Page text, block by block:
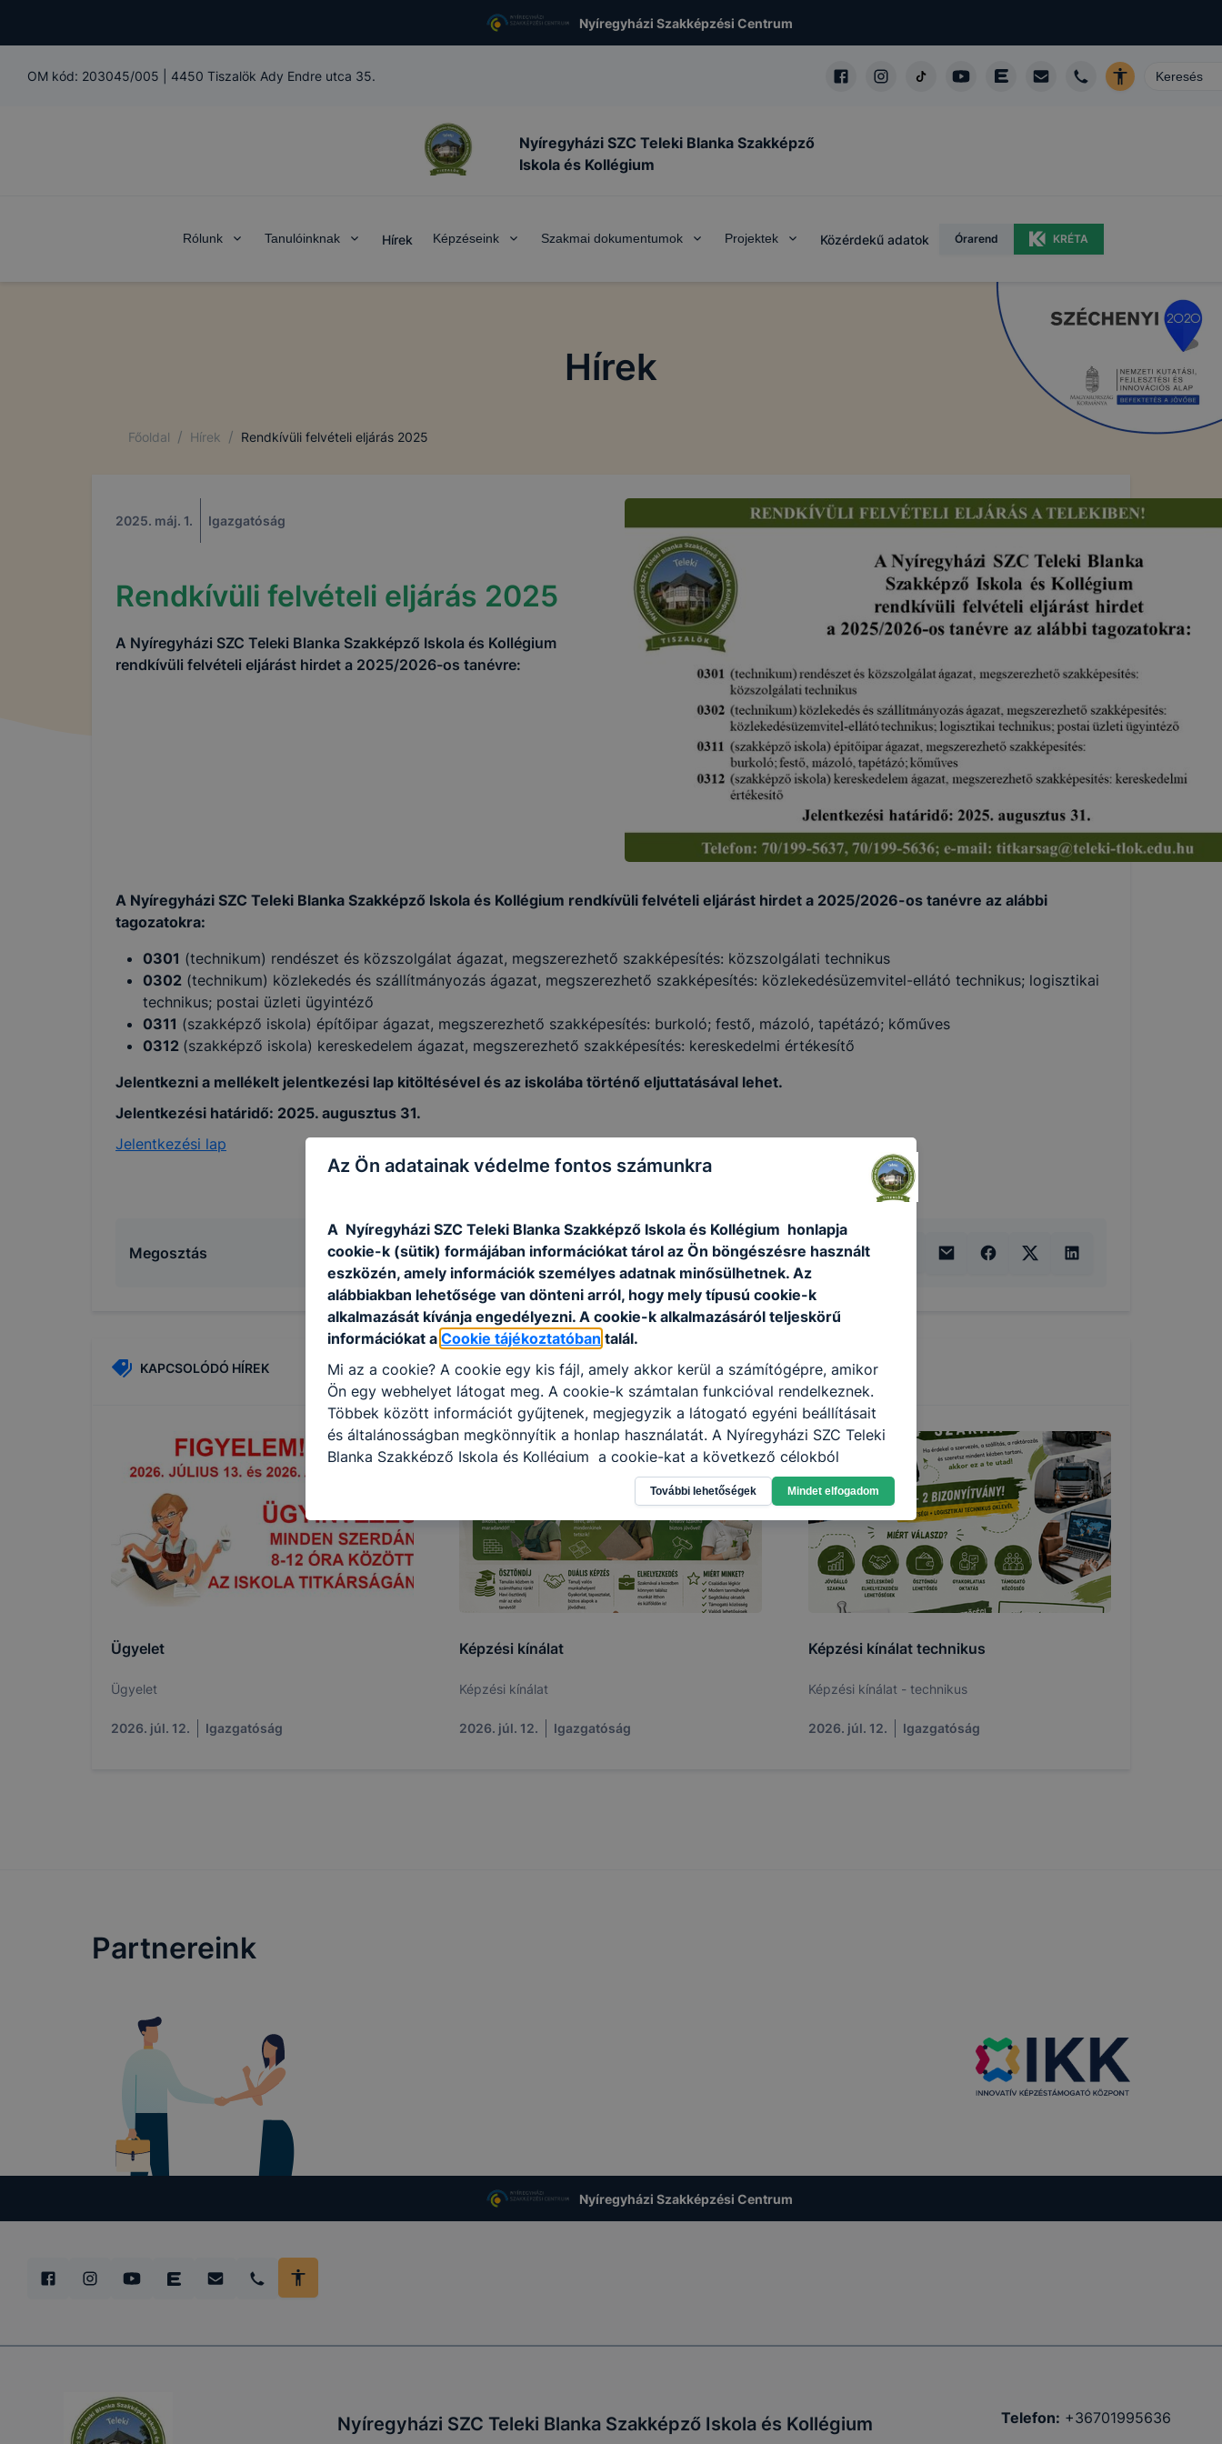
Nyíregyházi Szakképzési Centrum
OM kód: 203045/005 4450 Tiszalök Ady Endre utca 35.
Nyíregyházi SZC Teleki Blanka Szakképző
Iskola és Kollégium
Rólunk Tanulóinknak Hírek Képzéseink Szakmai dokumentumok Projektek Közérdekű adatok Órarend KRÉTA
Hírek
Főoldal / Hírek / Rendkívüli felvételi eljárás 2025
2025. máj. 1. Igazgatóság
Rendkívüli felvételi eljárás 2025
A Nyíregyházi SZC Teleki Blanka Szakképző Iskola és Kollégium
rendkívüli felvételi eljárást hirdet a 2025/2026-os tanévre:
A Nyíregyházi SZC Teleki Blanka Szakképző Iskola és Kollégium rendkívüli felvételi eljárást hirdet a 2025/2026-os tanévre az alábbi
tagozatokra:
0301 (technikum) rendészet és közszolgálat ágazat, megszerezhető szakképesítés: közszolgálati technikus
0302 (technikum) közlekedés és szállítmányozás ágazat, megszerezhető szakképesítés: közlekedésüzemvitel-ellátó technikus; logisztikai
technikus; postai üzleti ügyintéző
0311 (szakképző iskola) építőipar ágazat, megszerezhető szakképesítés: burkoló; festő, mázoló, tapétázó; kőműves
0312 (szakképző iskola) kereskedelem ágazat, megszerezhető szakképesítés: kereskedelmi értékesítő
Jelentkezni a mellékelt jelentkezési lap kitöltésével és az iskolába történő eljuttatásával lehet.
Jelentkezési határidő: 2025. augusztus 31.
Jelentkezési lap
Megosztás
KAPCSOLÓDÓ HÍREK
Ügyelet
Ügyelet
2026. júl. 12. Igazgatóság
Képzési kínálat
Képzési kínálat
2026. júl. 12. Igazgatóság
Képzési kínálat technikus
Képzési kínálat - technikus
2026. júl. 12. Igazgatóság
Partnereink
Nyíregyházi Szakképzési Centrum
Nyíregyházi SZC Teleki Blanka Szakképző Iskola és Kollégium Telefon: +36701995636
Az Ön adatainak védelme fontos számunkra
A Nyíregyházi SZC Teleki Blanka Szakképző Iskola és Kollégium honlapja
cookie-k (sütik) formájában információkat tárol az Ön böngészésre használt
eszközén, amely információk személyes adatnak minősülhetnek. Az
alábbiakban lehetősége van dönteni arról, hogy mely típusú cookie-k
alkalmazását kívánja engedélyezni. A cookie-k alkalmazásáról teljeskörű
információkat a Cookie tájékoztatóban talál.
Mi az a cookie? A cookie egy kis fájl, amely akkor kerül a számítógépre, amikor
Ön egy webhelyet látogat meg. A cookie-k számtalan funkcióval rendelkeznek.
Többek között információt gyűjtenek, megjegyzik a látogató egyéni beállításait
és általánosságban megkönnyítik a honlap használatát. A Nyíregyházi SZC Teleki
Blanka Szakképző Iskola és Kollégium a cookie-kat a következő célokból
használja: információ gyűjtése azzal kapcsolatban, hogyan használja Ön a
honlapot -annak felmérésével, hogy a honlap melyik részeit látogatja, vagy
használja leginkább, így megtudhatjuk, hogyan biztosítsunk Önnek még jobb
felhasználói élményt, ha ismét meglátogatja oldalunkat, honlap fejlesztése.
Hogyan ellenőrizheti és hogyan tudja kikapcsolni a cookie-kat? Minden modern
böngésző engedélyezi a cookie-k beállításának a változtatását. A legtöbb
böngésző alapértelmezettként automatikusan elfogadja a cookie-kat, de ezek
honlapunk használhatóságának és folyamatainak megkönnyítése vagy lehetővé
előfordulhat, hogy felhasználóink nem lesznek képesek honlapunk funkcióinak
teljes körű használatára, vagy a honlap a tervezettől eltérően fog működni
További lehetőségek Mindet elfogadom